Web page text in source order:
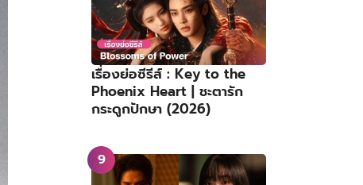
เรื่องย่อซีรีส์ : Key to the
Phoenix Heart | ชะตารัก
กระดูกปักษา (2026)